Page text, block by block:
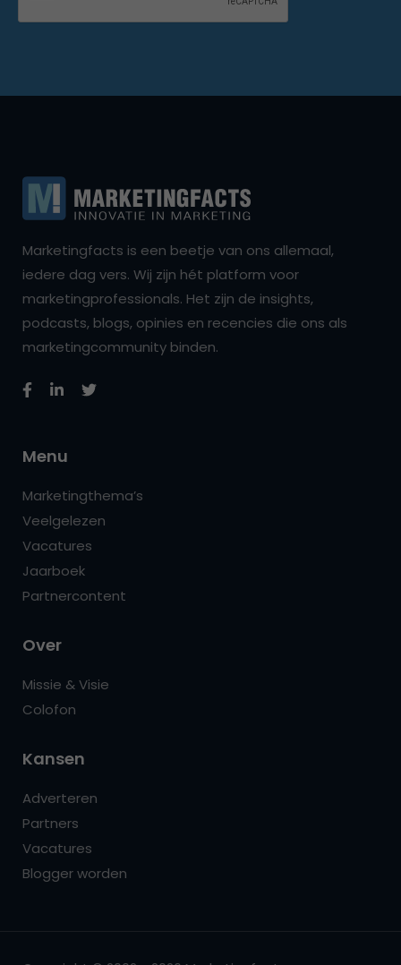
Marketingfacts is een beetje van ons allemaal,
iedere dag vers. Wij zijn hét platform voor
marketingprofessionals. Het zijn de insights,
podcasts, blogs, opinies en recencies die ons als
marketingcommunity binden.
Menu
Marketingthema’s
Veelgelezen
Vacatures
Jaarboek
Partnercontent
Over
Missie & Visie
Colofon
Kansen
Adverteren
Partners
Vacatures
Blogger worden